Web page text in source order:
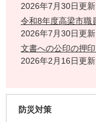
2026年7月30日更新
令和8年度高梁市職
2026年7月30日更新
文書への公印の押
2026年2月16日更新
防災対策